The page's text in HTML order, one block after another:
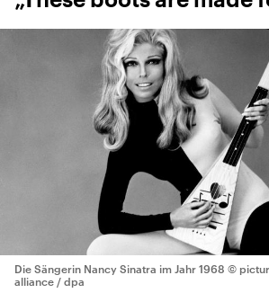
Die Sängerin Nancy Sinatra im Jahr 1968 ©
alliance / dpa